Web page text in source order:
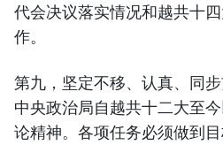
代会决议落实情况和越共十
作。
第九，坚定不移、认真、同
中央政治局自越共十二大至
论精神。各项任务必须做到